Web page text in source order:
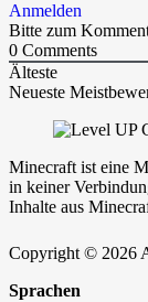
Anmelden
Bitte zum
0 Comments
Älteste
Neueste
Minecraft ist eine
in keiner
Inhalte aus
Copyright © 2026
Sprachen